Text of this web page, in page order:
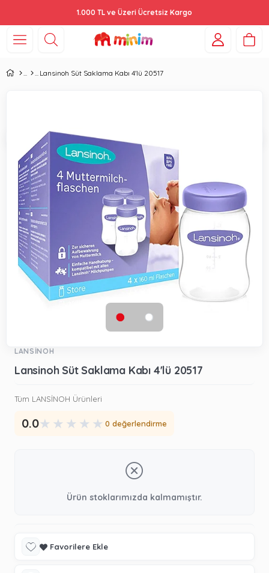
1.000 TL ve Üzeri Ücretsiz Kargo
Lansinoh Süt Saklama Kabı 4'lü 20517
LANSİNOH
Lansinoh Süt Saklama Kabı 4'lü 20517
Tüm LANSİNOH Ürünleri
0.0★ ★ ★ ★ ★ 0 değerlendirme
Ürün stoklarımızda kalmamıştır.
Favorilere Ekle